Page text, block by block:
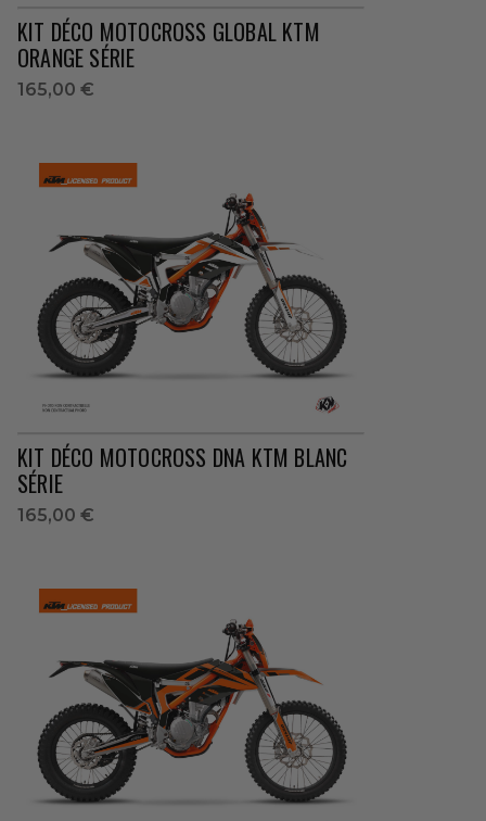
KIT DÉCO MOTOCROSS GLOBAL KTM
ORANGE SÉRIE
165,00 €
KIT DÉCO MOTOCROSS DNA KTM BLANC
SÉRIE
165,00 €